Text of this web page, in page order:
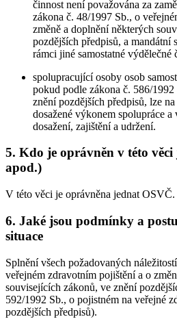
činnost není považována za
zákona č. 48/1997 Sb., o
změně a doplnění některých
pozdějších předpisů, a mandátní
rámci jiné samostatné výdělečné
spolupracující osoby osob
pokud podle zákona č. 586/
znění pozdějších předpisů, lze
dosažené výkonem spolupráce
dosažení, zajištění a udržení.
5. Kdo je oprávněn v této
apod.)
V této věci je oprávněna jednat OSVČ.
6. Jaké jsou podmínky a
situace
Splnění všech požadovaných
veřejném zdravotním pojištění a o
souvisejících zákonů, ve znění
592/1992 Sb., o pojistném na veřejné
pozdějších předpisů).